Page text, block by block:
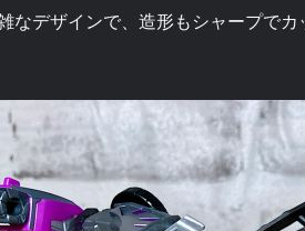
なデザインで、造形もシャープで